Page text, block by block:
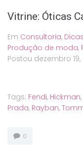
Vitrine: Óticas
Em Consultoria, Dicas
Produção de moda,
Postou dezembro 19,
Tags: Fendi, Hickman,
Prada, Rayban,
0